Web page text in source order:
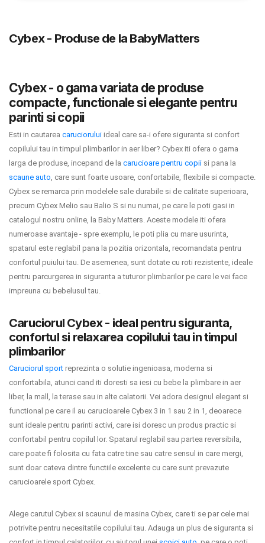
MARSUPII BEBELUSI
LEAGANE COPII
BALANSOARE COPII
BABY MONITORS
CASA SI CURATENIE
INGRIJIRE PERSONALA
Informatii companie
Despre noi
Blog
Regulament giveaway
Depozit
Q & A
Branduri
Cybex - Produse de la BabyMatters
Cybex - o gama variata de produse
compacte, functionale si elegante pentru
parinti si copii
Esti in cautarea caruciorului ideal care sa-i ofere siguranta si confort
copilului tau in timpul plimbarilor in aer liber? Cybex iti ofera o gama
larga de produse, incepand de la carucioare pentru copii si pana la
scaune auto, care sunt foarte usoare, confortabile, flexibile si compacte.
Cybex se remarca prin modelele sale durabile si de calitate superioara,
precum Cybex Melio sau Balio S si nu numai, pe care le poti gasi in
catalogul nostru online, la Baby Matters. Aceste modele iti ofera
numeroase avantaje - spre exemplu, le poti plia cu mare usurinta,
spatarul este reglabil pana la pozitia orizontala, recomandata pentru
confortul puiului tau. De asemenea, sunt dotate cu roti rezistente, ideale
pentru parcurgerea in siguranta a tuturor plimbarilor pe care le vei face
impreuna cu bebelusul tau.
Caruciorul Cybex - ideal pentru siguranta,
confortul si relaxarea copilului tau in timpul
plimbarilor
Caruciorul sport reprezinta o solutie ingenioasa, moderna si
confortabila, atunci cand iti doresti sa iesi cu bebe la plimbare in aer
liber, la mall, la terase sau in alte calatorii. Vei adora designul elegant si
functional pe care il au carucioarele Cybex 3 in 1 sau 2 in 1, deoarece
sunt ideale pentru parinti activi, care isi doresc un produs practic si
confortabil pentru copilul lor. Spatarul reglabil sau partea reversibila,
care poate fi folosita cu fata catre tine sau catre sensul in care mergi,
sunt doar cateva dintre functiile excelente cu care sunt prevazute
carucioarele sport Cybex.
Alege carutul Cybex si scaunul de masina Cybex, care ti se par cele mai
potrivite pentru necesitatile copilului tau. Adauga un plus de siguranta si